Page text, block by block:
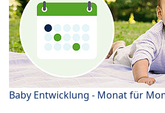
Baby Entwicklung - Monat für